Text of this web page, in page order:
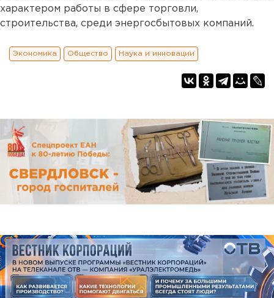
характером работы в сфере торговли,
строительства, среди энергосбытовых компаний.
Экономика Общество Наука и инновации